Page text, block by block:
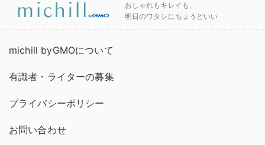
おしゃれもキレイも、
明日のワタシにちょうどいい
michill byGMOについて
有識者・ライターの募集
プライバシーポリシー
お問い合わせ